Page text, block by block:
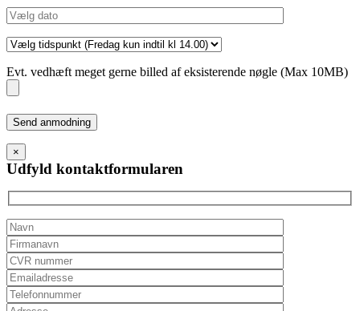
Evt. vedhæft meget gerne billed af eksisterende nøgle (Max 10MB)
Please
leave
this
field
empty.
×
Udfyld kontaktformularen